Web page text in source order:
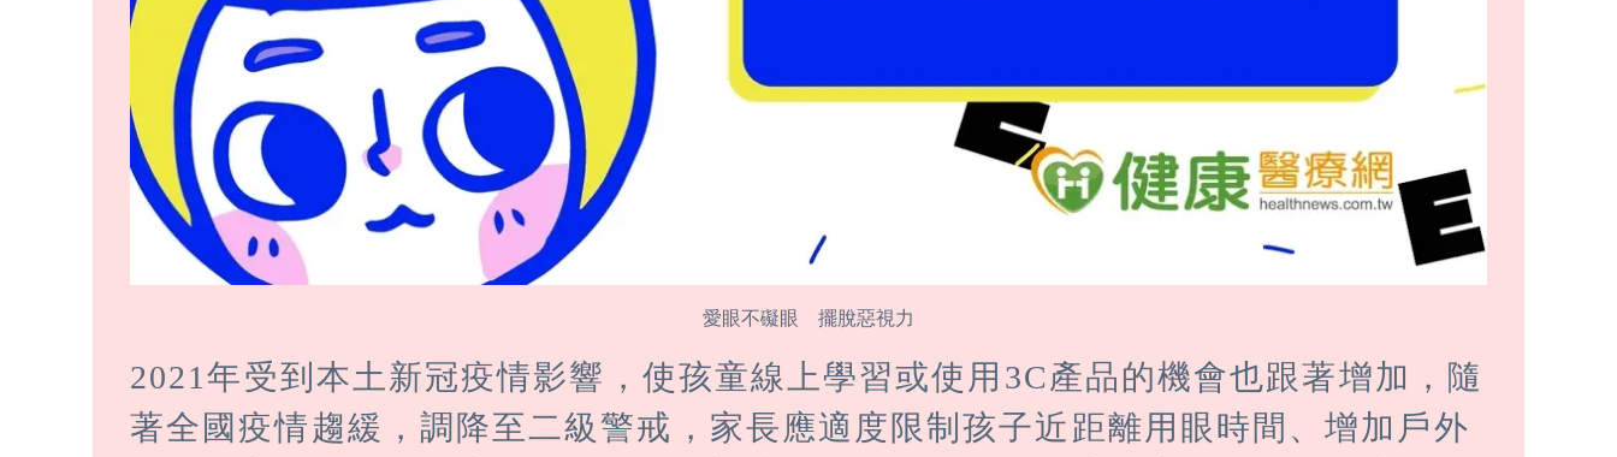
愛眼不礙眼 擺脫惡視力
2021年受到本土新冠疫情影響，使孩童線上學習或使用3C產品的機會也跟著增加，隨
著全國疫情趨緩，調降至二級警戒，家長應適度限制孩子近距離用眼時間、增加戶外